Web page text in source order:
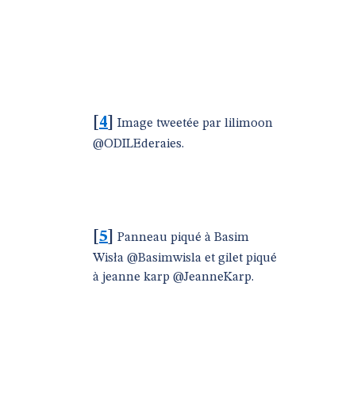
4
Image tweetée par lilimoon‏
@ODILEderaies.
5
Panneau piqué à Basim
Wisła‏ @Basimwisla et gilet piqué
à jeanne karp‏ @JeanneKarp.